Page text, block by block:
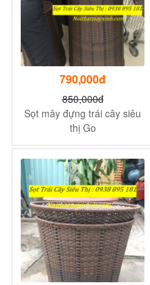
790,000đ
850,000đ
Sọt mây đựng trái cây siêu
thị Go